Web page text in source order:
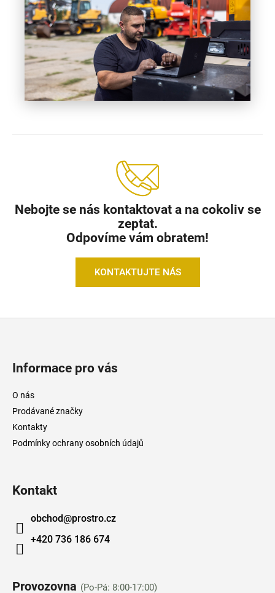
Nebojte se nás kontaktovat a na cokoliv se
zeptat.
Odpovíme vám obratem!
KONTAKTUJTE NÁS
Informace pro vás
O nás
Prodávané značky
Kontakty
Podmínky ochrany osobních údajů
Kontakt
obchod@prostro.cz
+420 736 186 674
Provozovna (Po-Pá: 8:00-17:00)